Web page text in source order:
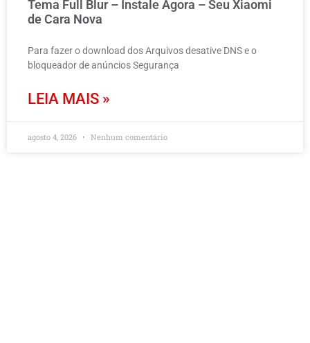
Tema Full Blur – Instale Agora – Seu Xiaomi
de Cara Nova
Para fazer o download dos Arquivos desative DNS e o
bloqueador de anúncios Segurança
LEIA MAIS »
agosto 4, 2026 Nenhum comentário